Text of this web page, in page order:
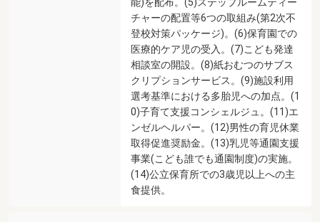
チャーの配置等6つの取組み(第2次不
登校対策パッケージ)。(6)保育園での
医療的ケア児の受入。(7)こども発達
相談室の開設。(8)紙おむつのサブス
クリプションサービス。(9)施設利用
選考基準における多胎児への加点。(1
0)子育て支援コンシェルジュ。(11)エ
ンゼルヘルパー。(12)男性の育児休業
取得促進奨励金。(13)乳児等通園支援
事業(こども誰でも通園制度)の実施。
(14)公立保育所での3歳児以上への主
食提供。